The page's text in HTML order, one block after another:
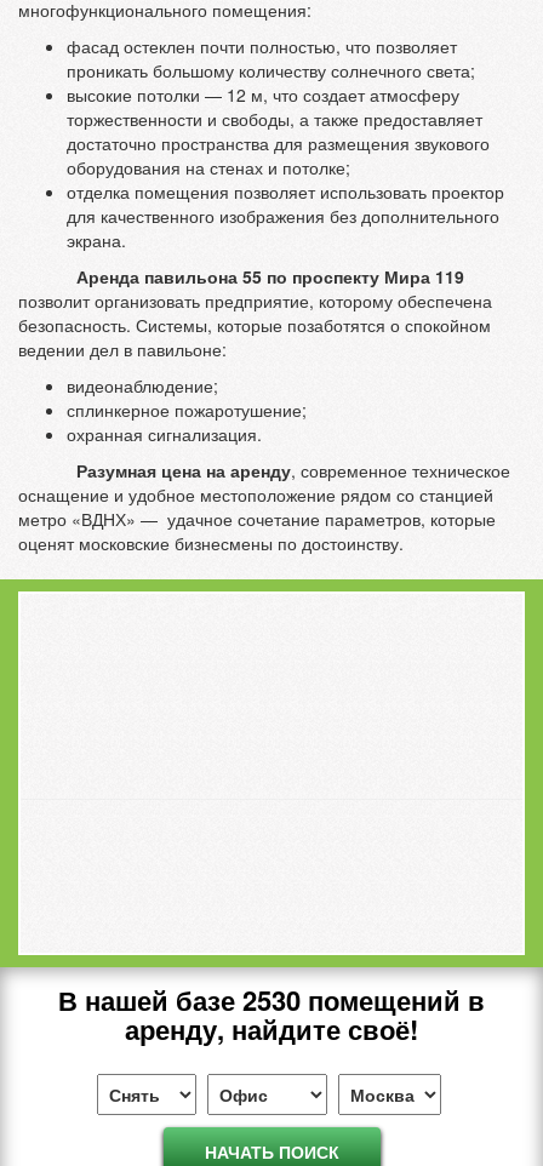
многофункционального помещения:
фасад остеклен почти полностью, что позволяет
проникать большому количеству солнечного света;
высокие потолки — 12 м, что создает атмосферу
торжественности и свободы, а также предоставляет
достаточно пространства для размещения звукового
оборудования на стенах и потолке;
отделка помещения позволяет использовать проектор
для качественного изображения без дополнительного
экрана.
Аренда павильона 55 по проспекту Мира 119
позволит организовать предприятие, которому обеспечена
безопасность. Системы, которые позаботятся о спокойном
ведении дел в павильоне:
видеонаблюдение;
сплинкерное пожаротушение;
охранная сигнализация.
Разумная цена на аренду, современное техническое
оснащение и удобное местоположение рядом со станцией
метро «ВДНХ» — удачное сочетание параметров, которые
оценят московские бизнесмены по достоинству.
В нашей базе2530 помещений в
аренду, найдите своё!